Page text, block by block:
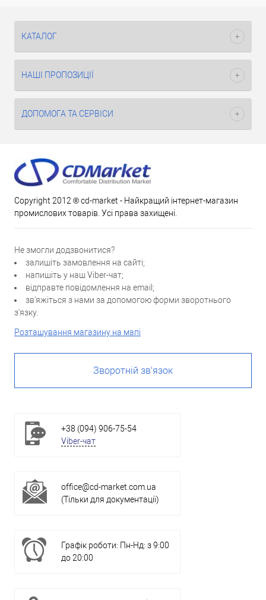
КАТАЛОГ
НАШІ ПРОПОЗИЦІЇ
ДОПОМОГА ТА СЕРВІСИ
Copyright 2012 ® cd-market - Найкращий інтернет-магазин
промислових товарів. Усі права захищені.
Не змогли додзвонитися?
залишіть замовлення на сайті;
напишіть у наш Viber-чат;
відправте повідомлення на email;
зв'яжіться з нами за допомогою форми зворотнього
з'язку.
Розташування магазину на мапі
Зворотній зв'язок
+38 (094) 906-75-54
Viber-чат
office@cd-market.com.ua
(Тільки для документації)
Графік роботи: Пн-Нд: з 9:00
до 20:00